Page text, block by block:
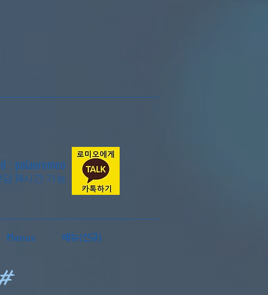
: palauromeo
24시간 가능
Menus 메뉴(신규)